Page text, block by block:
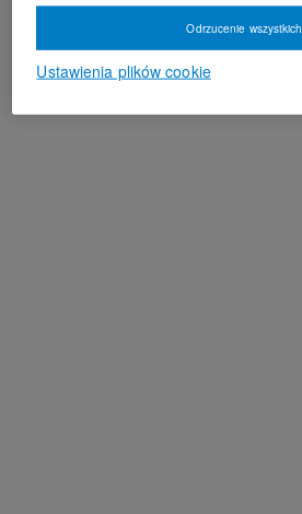
Ustawienia plików cookie
Odrzucenie wszystkich